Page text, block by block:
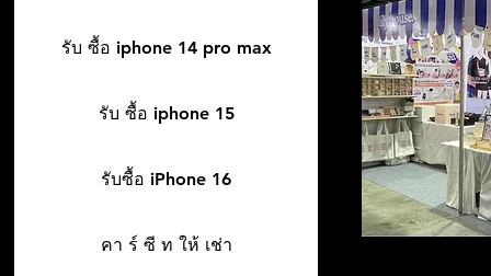
รับ ซื้อ iphone 14 pro max
รับ ซื้อ iphone 15
รับซื้อ iPhone 16
คา ร์ ซี ท ให้ เช่า